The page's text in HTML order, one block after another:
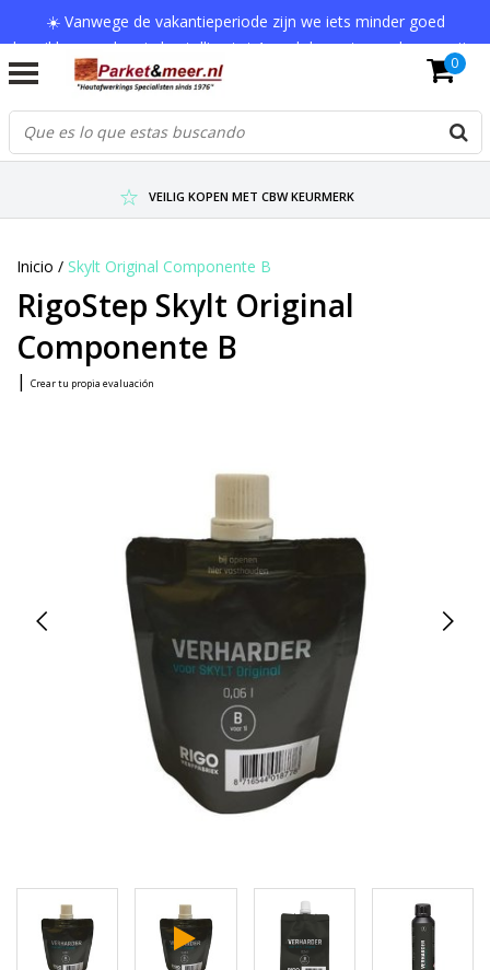
☀️ Vanwege de vakantieperiode zijn we iets minder goed
bereikbaar en kan je bestelling tot 1 werkdag extra onderweg zijn.
Bedankt voor je begrip!
VERZENDKOSTEN € 7,95 (GRATIS VA €75,-)
SCHERPSTE PRIJZEN TOT WEL 75% KORTING !
VEILIG KOPEN MET CBW KEURMERK
0
Inicio / Skylt Original Componente B
RigoStep Skylt Original
Componente B
| Crear tu propia evaluación